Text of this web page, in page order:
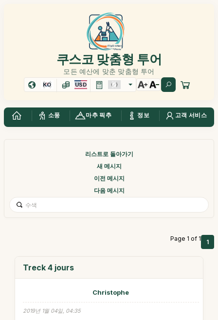
쿠스코 맞춤형 투어
모든 예산에 맞춘 맞춤형 투어
KO USD
소풍 마추 픽추 정보 고객 서비스
리스트로 돌아가기
새 메시지
이전 메시지
다음 메시지
Page 1 of 1 1
Treck 4 jours
Christophe
2019년 1월 04일, 04:35